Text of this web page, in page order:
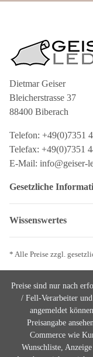
Dietmar Geiser
Bleicherstrasse 37
88400 Biberach
Telefon: +49(0)7351
Telefax: +49(0)7351
E-Mail: info@geiser-
Gesetzliche
Wissenswertes
* Alle Preise zzgl.
Preise sind nur nach
/ Fell-Verarbeiter
angemeldet
Preisangabe
Commerce wie
Wunschliste,